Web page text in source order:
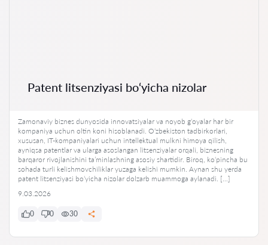
Patent litsenziyasi bo‘yicha nizolar
Zamonaviy biznes dunyosida innovatsiyalar va noyob g‘oyalar har bir
kompaniya uchun oltin koni hisoblanadi. O‘zbekiston tadbirkorlari,
xususan, IT-kompaniyalari uchun intellektual mulkni himoya qilish,
ayniqsa patentlar va ularga asoslangan litsenziyalar orqali, biznesning
barqaror rivojlanishini ta’minlashning asosiy shartidir. Biroq, ko‘pincha bu
sohada turli kelishmovchiliklar yuzaga kelishi mumkin. Aynan shu yerda
patent litsenziyasi bo‘yicha nizolar dolzarb muammoga aylanadi. […]
9.03.2026
0 0 30